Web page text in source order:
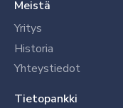
Meistä
Yritys
Historia
Yhteystiedot
Tietopankki